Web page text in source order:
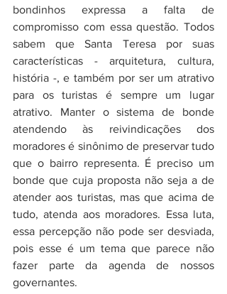
bondinhos expressa a falta de
compromisso com essa questão. Todos
sabem que Santa Teresa por suas
características - arquitetura, cultura,
história -, e também por ser um atrativo
para os turistas é sempre um lugar
atrativo. Manter o sistema de bonde
atendendo às reivindicações dos
moradores é sinônimo de preservar tudo
que o bairro representa. É preciso um
bonde que cuja proposta não seja a de
atender aos turistas, mas que acima de
tudo, atenda aos moradores. Essa luta,
essa percepção não pode ser desviada,
pois esse é um tema que parece não
fazer parte da agenda de nossos
governantes.